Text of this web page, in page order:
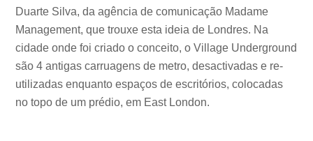
Duarte Silva, da agência de comunicação Madame
Management, que trouxe esta ideia de Londres. Na
cidade onde foi criado o conceito, o Village Underground
são 4 antigas carruagens de metro, desactivadas e re-
utilizadas enquanto espaços de escritórios, colocadas
no topo de um prédio, em East London.